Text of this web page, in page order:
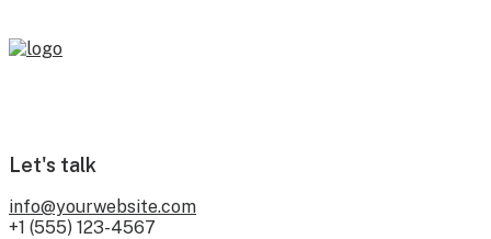
Let's talk
info@yourwebsite.com
+1 (555) 123-4567